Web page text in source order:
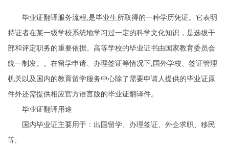
毕业证翻译服务流程,是毕业生所取得的一种学历凭证。它表明
持证者在某一级学校系统地学习过一定的科学文化知识，是选拔干
部和评定职务的重要依据。高等学校的毕业证书由国家教育委员会
统一制发。。在留学申请、办理签证等情况下,国外学校、签证管理
机关以及国内的教育留学服务中心除了需要申请人提供的毕业证原
件外还需提供相应官方语言版的毕业证翻译件。
毕业证翻译用途
国内毕业证主要用于：出国留学、办理签证、外企求职、移民
等;